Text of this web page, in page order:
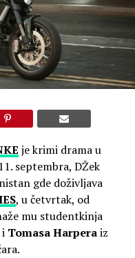
je krimi drama u
septembra, DŽek
gde doživljava
, u četvrtak, od
mu studentkinja
i Tomasa Harperaiz